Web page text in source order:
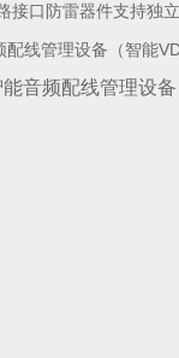
接口防雷器件支持独
线管理设备（智能
音频配线管理设